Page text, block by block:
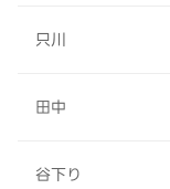
只川
田中
谷下り